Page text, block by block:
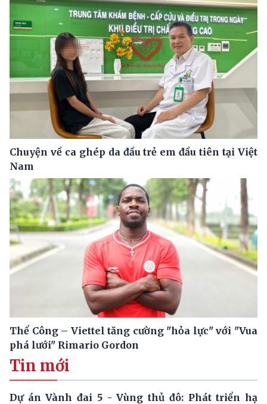
Chuyện về ca ghép da đầu trẻ em đầu tiên tại Việt
Nam
Thể Công – Viettel tăng cường "hỏa lực" với "Vua
phá lưới" Rimario Gordon
Tin mới
Dự án Vành đai 5 - Vùng thủ đô: Phát triển hạ